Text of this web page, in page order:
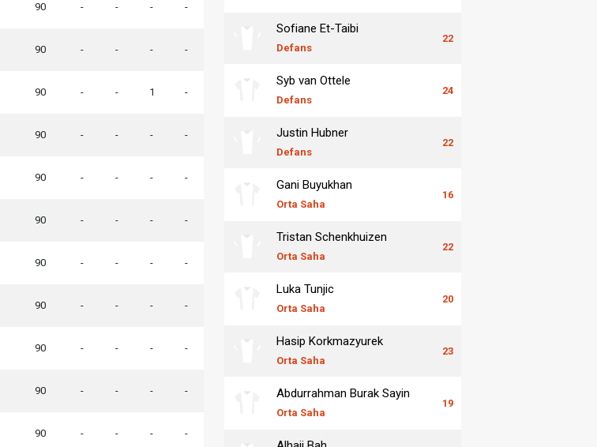
90 - - - -
90 - - - -
90 - - 1 -
90 - - - -
90 - - - -
90 - - - -
90 - - - -
90 - - - -
90 - - - -
90 - - - -
90 - - - -
Sofiane Et-Taibi
Defans
22
Syb van Ottele
Defans
24
Justin Hubner
Defans
22
Gani Buyukhan
Orta Saha
16
Tristan Schenkhuizen
Orta Saha
22
Luka Tunjic
Orta Saha
20
Hasip Korkmazyurek
Orta Saha
23
Abdurrahman Burak Sayin
Orta Saha
19